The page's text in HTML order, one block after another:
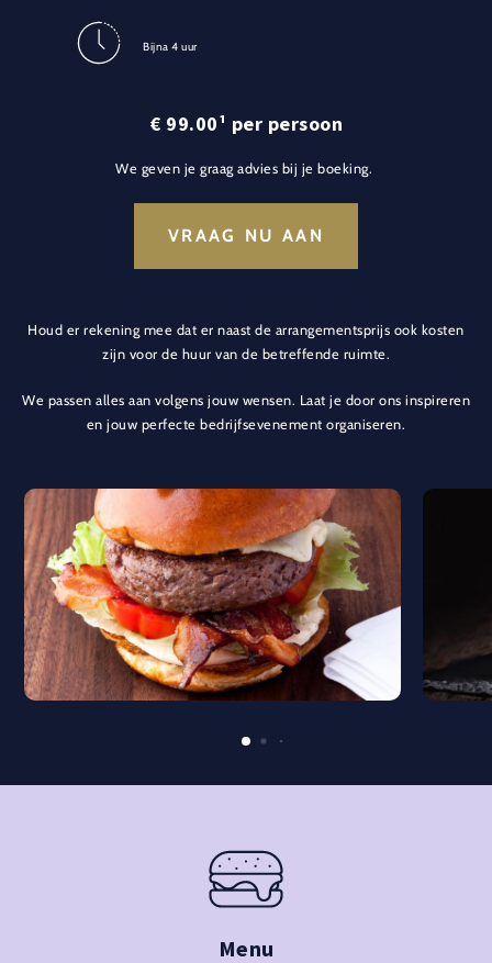
Bijna 4 uur
€ 99.00¹ per persoon
We geven je graag advies bij je boeking.
VRAAG NU AAN
Houd er rekening mee dat er naast de arrangementsprijs ook kosten
zijn voor de huur van de betreffende ruimte.
We passen alles aan volgens jouw wensen. Laat je door ons inspireren
en jouw perfecte bedrijfsevenement organiseren.
Menu